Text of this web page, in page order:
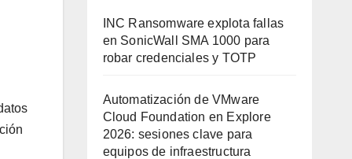
INC Ransomware explota fallas
en SonicWall SMA 1000 para
robar credenciales y TOTP
Automatización de VMware
Cloud Foundation en Explore
2026: sesiones clave para
equipos de infraestructura